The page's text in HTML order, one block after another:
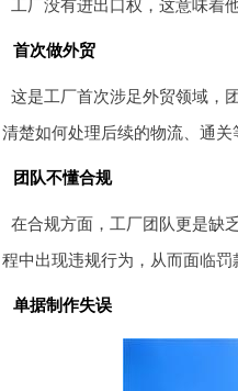
工厂没有进出口权，这意味着
首次做外贸
这是工厂首次涉足外贸领域，
清楚如何处理后续的物流、通关
团队不懂合规
在合规方面，工厂团队更是缺
程中出现违规行为，从而面临罚
单据制作失误